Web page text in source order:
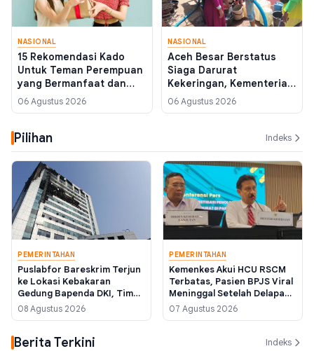
NASIONAL
15 Rekomendasi Kado
Untuk Teman Perempuan
yang Bermanfaat dan
Berkesan
06 Agustus 2026
NASIONAL
Aceh Besar Berstatus
Siaga Darurat
Kekeringan, Kementerian
PU Kirim Air Bersih
06 Agustus 2026
Pilihan Indeks
PEMERINTAHAN
Puslabfor Bareskrim Terjun
ke Lokasi Kebakaran
Gedung Bapenda DKI, Tim
Damkar Masih Sisir Titik
Panas
08 Agustus 2026
PEMERINTAHAN
Kemenkes Akui HCU RSCM
Terbatas, Pasien BPJS Viral
Meninggal Setelah Delapan
Jam Menunggu Ruang
Perawatan
07 Agustus 2026
Berita Terkini Indeks